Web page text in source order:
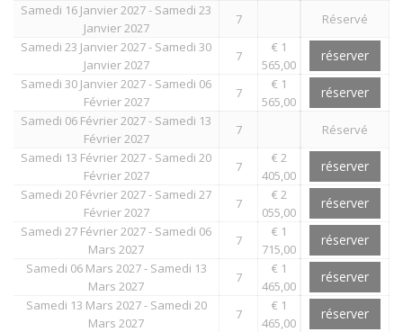
Samedi 16 Janvier 2027 - Samedi 23
Janvier 2027
7
Réservé
Samedi 23 Janvier 2027 - Samedi 30
Janvier 2027
7
€ 1
565,00
réserver
Samedi 30 Janvier 2027 - Samedi 06
Février 2027
7
€ 1
565,00
réserver
Samedi 06 Février 2027 - Samedi 13
Février 2027
7
Réservé
Samedi 13 Février 2027 - Samedi 20
Février 2027
7
€ 2
405,00
réserver
Samedi 20 Février 2027 - Samedi 27
Février 2027
7
€ 2
055,00
réserver
Samedi 27 Février 2027 - Samedi 06
Mars 2027
7
€ 1
715,00
réserver
Samedi 06 Mars 2027 - Samedi 13
Mars 2027
7
€ 1
465,00
réserver
Samedi 13 Mars 2027 - Samedi 20
Mars 2027
7
€ 1
465,00
réserver